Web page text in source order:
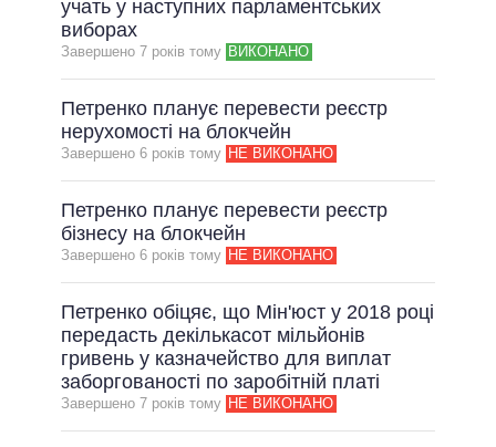
учать у наступних парламентських
виборах
Завершено 7 рокiв тому ВИКОНАНО
Петренко планує перевести реєстр
нерухомості на блокчейн
Завершено 6 рокiв тому НЕ ВИКОНАНО
Петренко планує перевести реєстр
бізнесу на блокчейн
Завершено 6 рокiв тому НЕ ВИКОНАНО
Петренко обіцяє, що Мін'юст у 2018 році
передасть декількасот мільйонів
гривень у казначейство для виплат
заборгованості по заробітній платі
Завершено 7 рокiв тому НЕ ВИКОНАНО